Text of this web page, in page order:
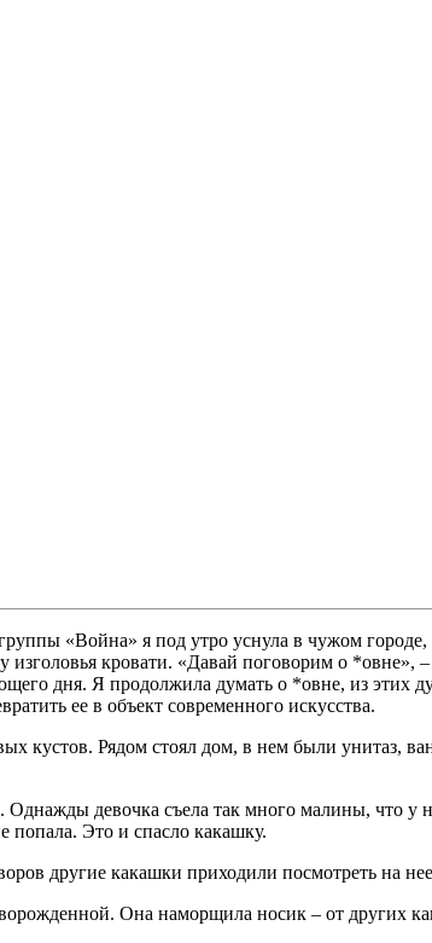
«Война» я под утро уснула в чужом
кровати. «Давай поговорим о
дня. Я продолжила думать о *овне, из этих
ее в объект современного искусства.
кустов. Рядом стоял дом, в нем были унитаз,
девочка съела так много малины, что у
попала. Это и спасло какашку.
другие какашки приходили посмотреть на
Она наморщила носик – от других